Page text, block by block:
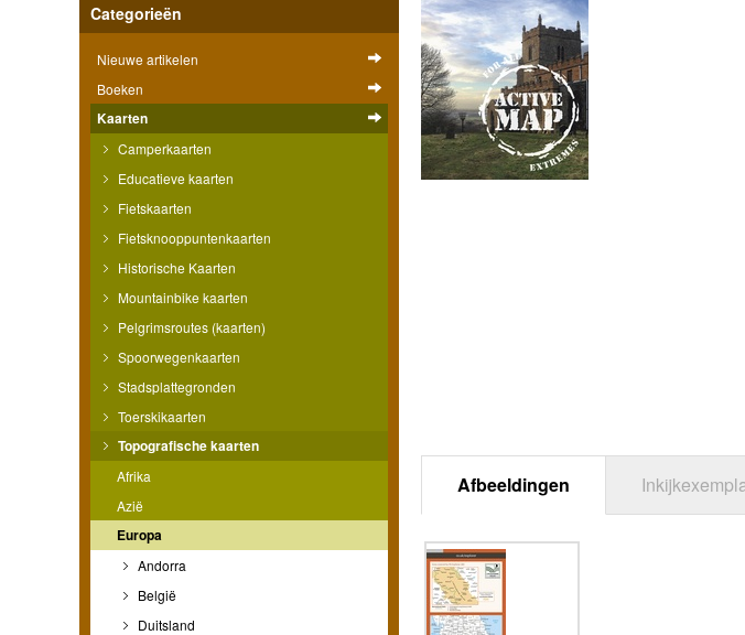
Categorieën
Nieuwe artikelen
Boeken
Kaarten
Camperkaarten
Educatieve kaarten
Fietskaarten
Fietsknooppuntenkaarten
Historische Kaarten
Mountainbike kaarten
Pelgrimsroutes (kaarten)
Spoorwegenkaarten
Stadsplattegronden
Toerskikaarten
Topografische kaarten
Afrika
Azië
Europa
Andorra
België
Duitsland
Afbeeldingen